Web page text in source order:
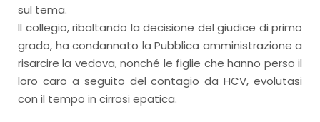
sul tema.
Il collegio, ribaltando la decisione del giudice di primo
grado, ha condannato la Pubblica amministrazione a
risarcire la vedova, nonché le figlie che hanno perso il
loro caro a seguito del contagio da HCV, evolutasi
con il tempo in cirrosi epatica.